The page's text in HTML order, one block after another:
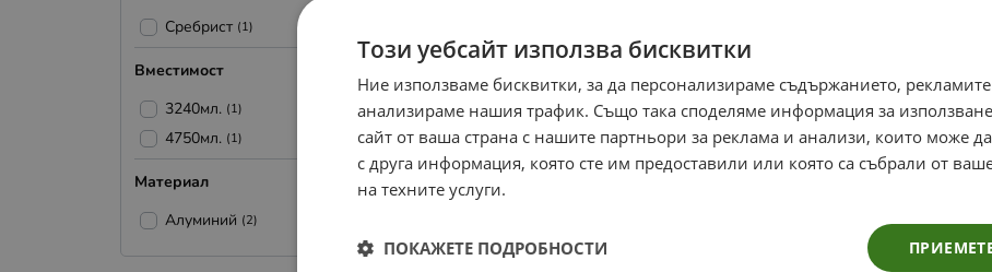
Сребрист (1)
Вместимост
3240мл. (1)
4750мл. (1)
Материал
Алуминий (2)
Този уебсайт използва бисквитки
Ние използваме бисквитки, за да персонализираме съдържанието,
анализираме нашия трафик. Също така споделяме информация за
сайт от ваша страна с нашите партньори за реклама и анализи, които може
с друга информация, която сте им предоставили или която са събрали от
на техните услуги.
ПОКАЖЕТЕ ПОДРОБНОСТИ